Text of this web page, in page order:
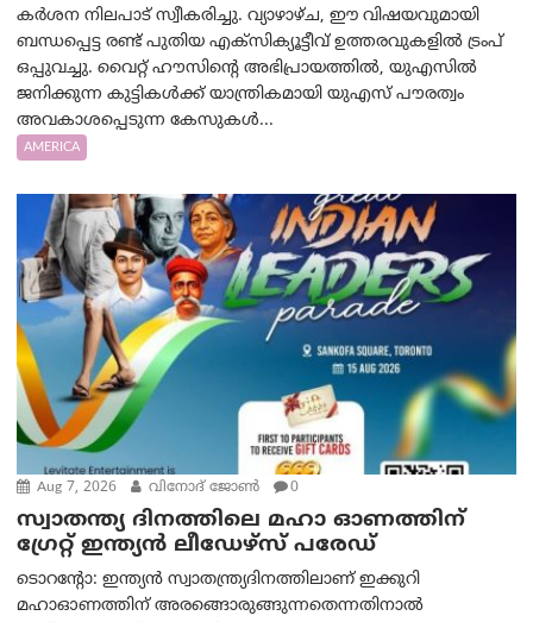
കർശന നിലപാട് സ്വീകരിച്ചു. വ്യാഴാഴ്ച, ഈ വിഷയവുമായി
ബന്ധപ്പെട്ട രണ്ട് പുതിയ എക്സിക്യൂട്ടീവ് ഉത്തരവുകളിൽ ട്രംപ്
ഒപ്പുവച്ചു. വൈറ്റ് ഹൗസിന്റെ അഭിപ്രായത്തിൽ, യുഎസിൽ
ജനിക്കുന്ന കുട്ടികൾക്ക് യാന്ത്രികമായി യുഎസ് പൗരത്വം
അവകാശപ്പെടുന്ന കേസുകൾ...
AMERICA
Aug 7, 2026 വിനോദ് ജോൺ 0
സ്വാതന്ത്യ ദിനത്തിലെ മഹാ ഓണത്തിന്
ഗ്രേറ്റ് ഇന്ത്യൻ ലീഡേഴ്സ് പരേഡ്
ടൊറന്റോ: ഇന്ത്യൻ സ്വാതന്ത്ര്യദിനത്തിലാണ് ഇക്കുറി
മഹാഓണത്തിന് അരങ്ങൊരുങ്ങുന്നതെന്നതിനാൽ